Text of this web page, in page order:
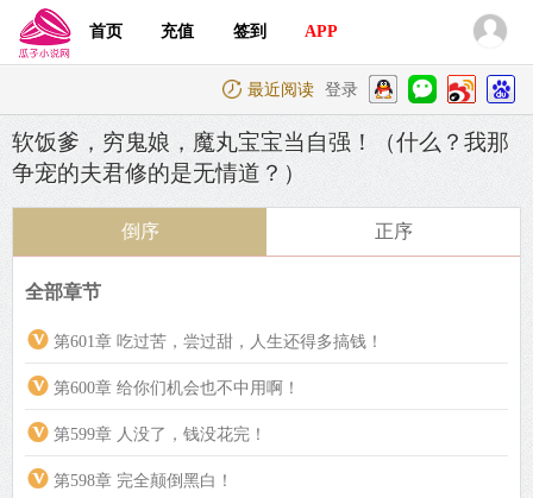
首页 充值 签到 APP
最近阅读 登录
软饭爹，穷鬼娘，魔丸宝宝当自强！（什么？我那
争宠的夫君修的是无情道？）
倒序 正序
全部章节
第601章 吃过苦，尝过甜，人生还得多搞钱！
第600章 给你们机会也不中用啊！
第599章 人没了，钱没花完！
第598章 完全颠倒黑白！